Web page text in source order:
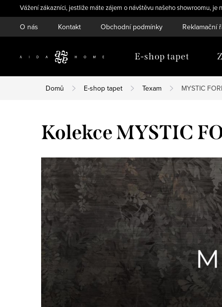
na
obsah
Vážení zákazníci, jestliže máte zájem o návštěvu našeho showroomu,
O nás Kontakt Obchodní podmínky Reklamační
E-shop tapet
Domů E-shop tapet Texam MYSTIC
Kolekce MYSTIC